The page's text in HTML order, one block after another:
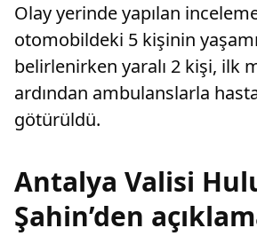
Olay yerinde yapılan
otomobildeki 5 kişinin
belirlenirken yaralı 2 kişi, ilk
ardından ambulanslarla
götürüldü.
Antalya Valisi
Şahin’den